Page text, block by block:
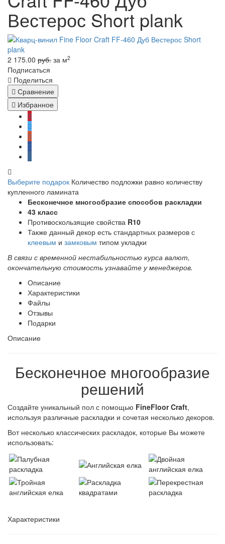
Вестерос Short plank
2 175.00 руб. за м2
Подписаться
Поделиться
Сравнение
Избранное
Выберите подарок Количество подложки равно количеству
купленного ламината
Бесконечное многообразие способов раскладки
43 класс
Противоскользящие свойства R10
Также данный декор есть стандартных размеров с
клеевым и замковым типом укладки
В связи с временной нестабильностью курса валют,
окончательную стоимость узнавайте у менеджеров.
Описание
Характеристики
Файлы
Отзывы
Подарки
Описание
Бесконечное многообразие
решений
Создайте уникальный пол с помощью FineFloor Craft,
используя различные раскладки и сочетая несколько декоров.
Вот несколько классических раскладок, которые Вы можете
использовать:
Характеристики